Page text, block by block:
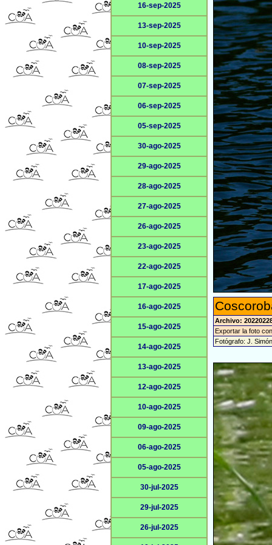
16-sep-2025
13-sep-2025
10-sep-2025
08-sep-2025
07-sep-2025
06-sep-2025
05-sep-2025
30-ago-2025
29-ago-2025
28-ago-2025
27-ago-2025
26-ago-2025
23-ago-2025
22-ago-2025
17-ago-2025
16-ago-2025
15-ago-2025
14-ago-2025
13-ago-2025
12-ago-2025
10-ago-2025
09-ago-2025
06-ago-2025
05-ago-2025
30-jul-2025
29-jul-2025
26-jul-2025
Archivo:
Exportar la foto
Fotógrafo: J.